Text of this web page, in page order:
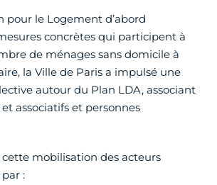
pour le Logement d’abord
concrètes qui participent à
de ménages sans domicile à
la Ville de Paris a impulsé une
autour du Plan LDA, associant
associatifs et personnes
mobilisation des acteurs
: